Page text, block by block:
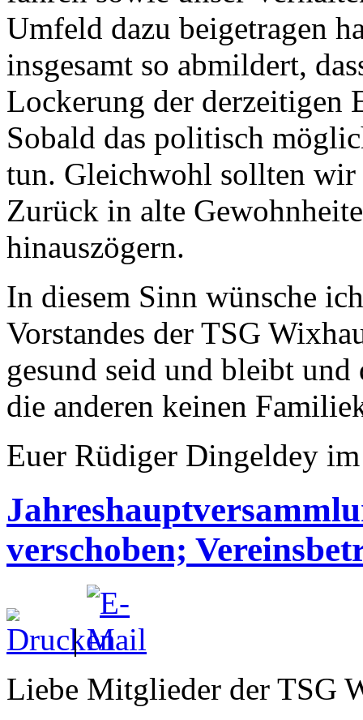
Umfeld dazu beigetragen
insgesamt so abmildert,
Lockerung der derzeitigen
Sobald das politisch
tun. Gleichwohl sollten
Zurück in alte
hinauszögern.
In diesem Sinn wünsche
Vorstandes der TSG
gesund seid und bleibt
die anderen keinen
Euer Rüdiger Dingeldey im
verschoben;
|
Liebe Mitglieder der TSG